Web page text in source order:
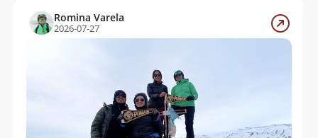
20/06/12
Fabian Ferrer Mario Miranda Hernan
Araya
Mauricio Lazo, Ariel Saa (Cmsm) Club
Municipal Montaña Santa Maria
Fabian Ferrer, Mario Miranda, Hernán
Araya
Romina Varela
2026-07-27